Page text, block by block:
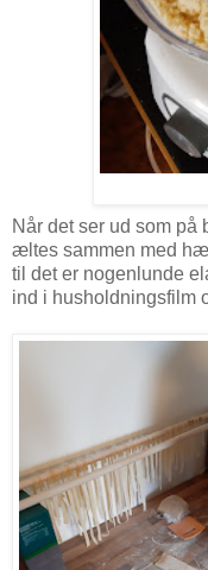
Når det ser ud som
æltes sammen med
til det er nogenlunde
ind i husholdningsfilm